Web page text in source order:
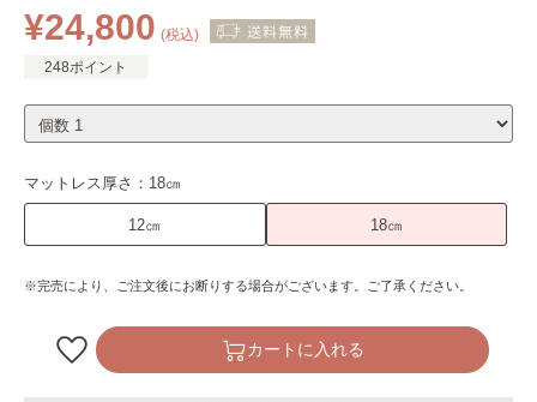
¥24,800 (税込)
248ポイント
マットレス厚さ： 18㎝
12㎝ 18㎝
※完売により、ご注文後にお断りする場合がございます。ご了承ください。
カートに入れる